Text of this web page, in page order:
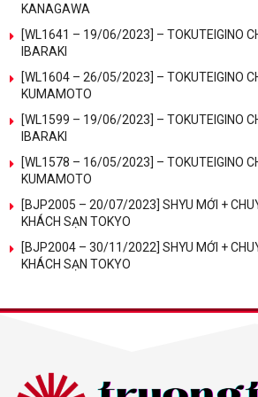
KANAGAWA
[WL1641 – 19/06/2023] – TOKUTEIGINO
IBARAKI
[WL1604 – 26/05/2023] – TOKUTEIGINO
KUMAMOTO
[WL1599 – 19/06/2023] – TOKUTEIGINO
IBARAKI
[WL1578 – 16/05/2023] – TOKUTEIGINO
KUMAMOTO
[BJP2005 – 20/07/2023] SHYU MỚI +
KHÁCH SẠN TOKYO
[BJP2004 – 30/11/2022] SHYU MỚI +
KHÁCH SẠN TOKYO